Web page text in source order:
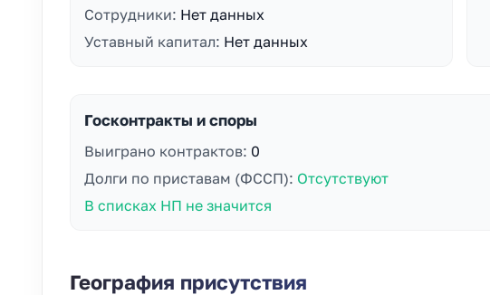
Сотрудники: Нет данных
Уставный капитал: Нет данных
Госконтракты и споры
Выиграно контрактов: 0
Долги по приставам (ФССП): Отсутствуют
В списках НП не значится
География присутствия